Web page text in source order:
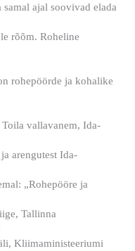
ajal soovivad elada
rõõm. Roheline
rohepöörde ja kohalike
Toila vallavanem, Ida-
arengutest Ida-
„Rohepööre ja
Tallinna
Kliimaministeeriumi